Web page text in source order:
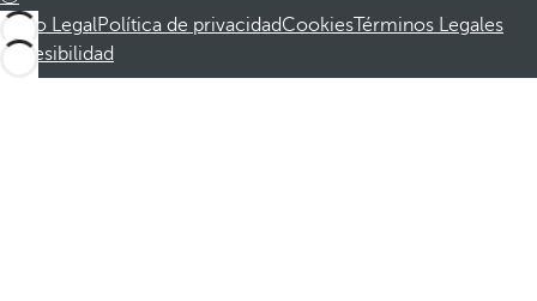
Aviso LegalPolítica de privacidadCookiesTérminos Legales
Accesibilidad